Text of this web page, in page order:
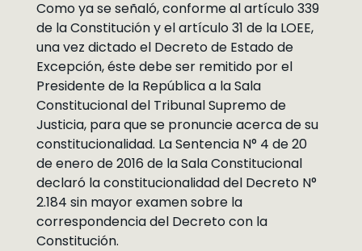
Como ya se señaló, conforme al artículo 339
de la Constitución y el artículo 31 de la LOEE,
una vez dictado el Decreto de Estado de
Excepción, éste debe ser remitido por el
Presidente de la República a la Sala
Constitucional del Tribunal Supremo de
Justicia, para que se pronuncie acerca de su
constitucionalidad. La Sentencia N° 4 de 20
de enero de 2016 de la Sala Constitucional
declaró la constitucionalidad del Decreto N°
2.184 sin mayor examen sobre la
correspondencia del Decreto con la
Constitución.